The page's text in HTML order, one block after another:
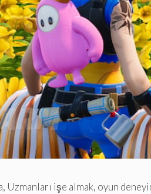
Uzmanları işe almak, oyun